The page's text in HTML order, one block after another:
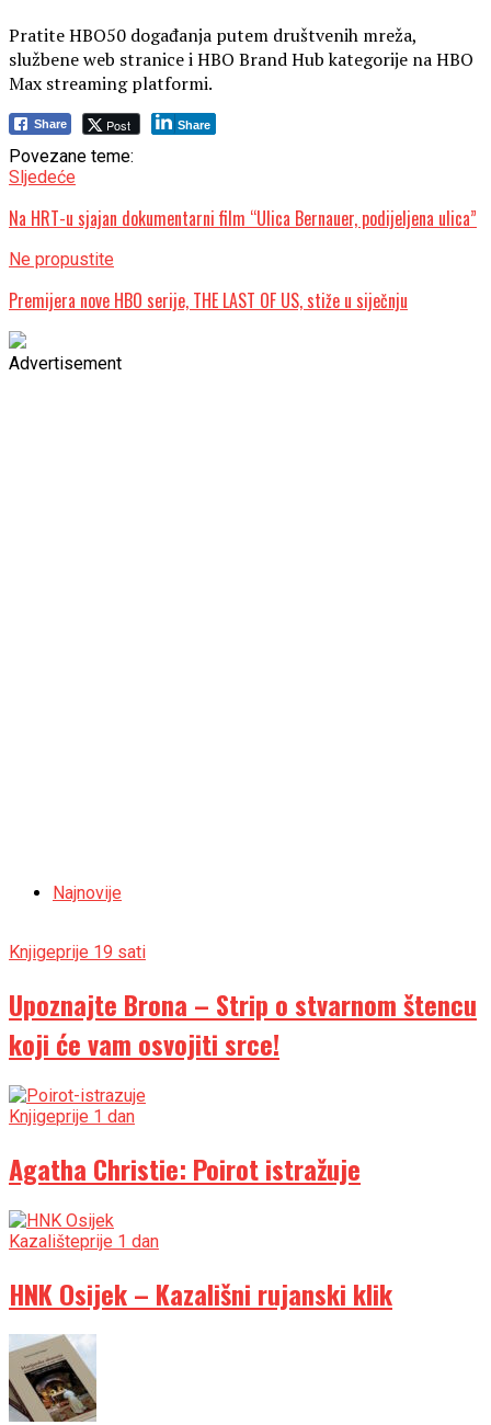
Pratite HBO50 događanja putem društvenih mreža,
službene web stranice i HBO Brand Hub kategorije na HBO
Max streaming platformi.
Share Post Share
Povezane teme:
Sljedeće
Na HRT-u sjajan dokumentarni film “Ulica Bernauer, podijeljena ulica”
Ne propustite
Premijera nove HBO serije, THE LAST OF US, stiže u siječnju
Advertisement
Najnovije
Knjigeprije 19 sati
Upoznajte Brona – Strip o stvarnom štencu
koji će vam osvojiti srce!
Knjigeprije 1 dan
Agatha Christie: Poirot istražuje
Kazališteprije 1 dan
HNK Osijek – Kazališni rujanski klik